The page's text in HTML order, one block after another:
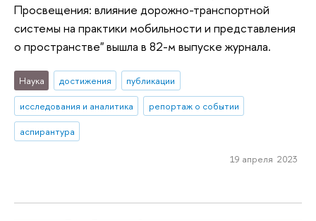
Просвещения: влияние дорожно-транспортной
системы на практики мобильности и представления
о пространстве" вышла в 82-м выпуске журнала.
Наука достижения
публикации
исследования и аналитика
репортаж о событии
аспирантура
19 апреля 2023